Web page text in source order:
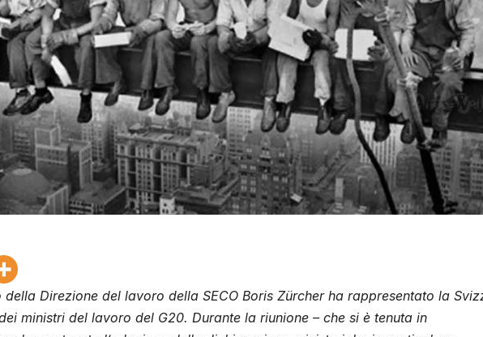
Direzione del lavoro della SECO Boris Zürcher ha rappresentato la
ministri del lavoro del G20. Durante la riunione – che si è tenuta in